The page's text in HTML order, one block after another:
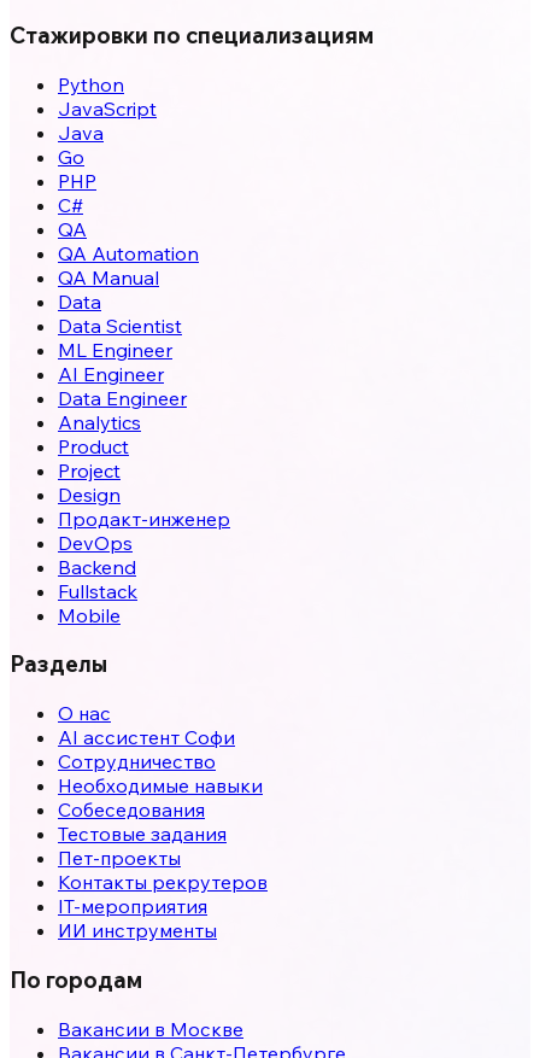
Стажировки по специализациям
Python
JavaScript
Java
Go
PHP
C#
QA
QA Automation
QA Manual
Data
Data Scientist
ML Engineer
AI Engineer
Data Engineer
Analytics
Product
Project
Design
Продакт-инженер
DevOps
Backend
Fullstack
Mobile
Разделы
О нас
AI ассистент Софи
Сотрудничество
Необходимые навыки
Собеседования
Тестовые задания
Пет-проекты
Контакты рекрутеров
IT-мероприятия
ИИ инструменты
По городам
Вакансии в Москве
Вакансии в Санкт-Петербурге